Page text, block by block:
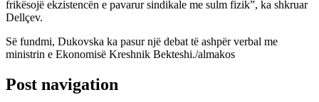
frikësojë ekzistencën e pavarur sindikale me sulm fizik”, ka shkruar
Dellçev.
Së fundmi, Dukovska ka pasur një debat të ashpër verbal me
ministrin e Ekonomisë Kreshnik Bekteshi./almakos
Post navigation